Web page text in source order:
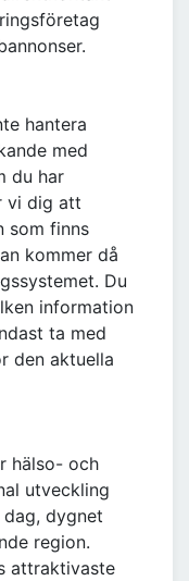
hantera
med
du har
vi dig att
som finns
kommer då
Du
information
ta med
den aktuella
hälso- och
utveckling
dygnet
region.
attraktivaste